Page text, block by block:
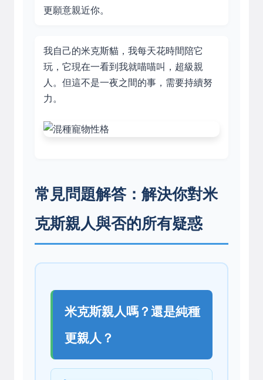
更願意親近你。
我自己的米克斯貓，我每天花時間陪它
玩，它現在一看到我就喵喵叫，超級親
人。但這不是一夜之間的事，需要持續努
力。
常見問題解答：解決你對米
克斯親人與否的所有疑惑
米克斯親人嗎？還是純種
更親人？